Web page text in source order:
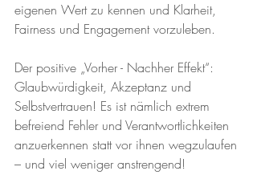
eigenen Wert zu kennen und Klarheit,
Fairness und Engagement vorzuleben.
Der positive „Vorher - Nachher Effekt“:
Glaubwürdigkeit, Akzeptanz und
Selbstvertrauen! Es ist nämlich extrem
befreiend Fehler und Verantwortlichkeiten
anzuerkennen statt vor ihnen wegzulaufen
– und viel weniger anstrengend!